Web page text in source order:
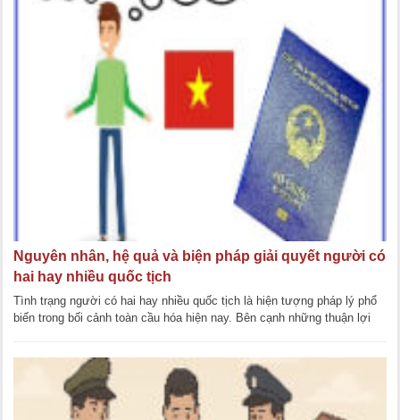
Nguyên nhân, hệ quả và biện pháp giải quyết người có
hai hay nhiều quốc tịch
Tình trạng người có hai hay nhiều quốc tịch là hiện tượng pháp lý phổ
biến trong bối cảnh toàn cầu hóa hiện nay. Bên cạnh những thuận lợi